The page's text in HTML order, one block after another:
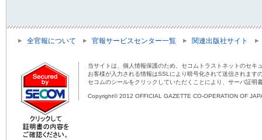
全官報について 官報サービスセンター一覧 関連出版社サイト
当サイトは、個人情報保護のため、セコムトラストネットのセキ
お客様が入力される情報はSSLにより暗号化されて送信されま
セコムのシールをクリックしていただくことにより、サーバ証明
Copyright© 2012 OFFICIAL GAZETTE CO-OPERATION OF